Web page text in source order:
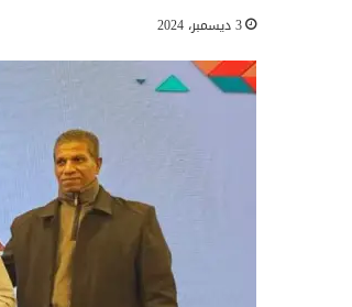
3 ديسمبر، 2024